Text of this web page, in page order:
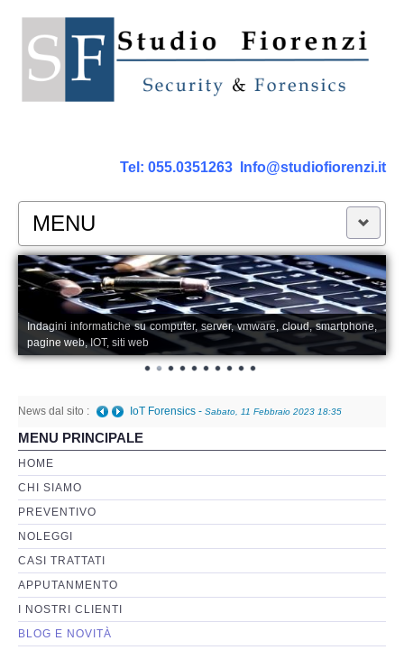
Tel: 055.0351263 Info@studiofiorenzi.it
MENU
PERIZIE
Perizia Computer
Perizia Smartphone Tablet,Cell.
Perizia Rete dati
Perizia Basi di Dati
Perizia Immagini e Video
Perzia su Software/Programmi
Perizia Fonica e Trascrizioni
Perizia su Social Network
Indagini informatiche su computer, server, vmware, cloud, smartphone,
pagine web, IOT, siti web
News dal sito : IoT Forensics - Sabato, 11 Febbraio 2023 18:35
MENU PRINCIPALE
HOME
CHI SIAMO
PREVENTIVO
NOLEGGI
CASI TRATTATI
APPUTANMENTO
I NOSTRI CLIENTI
BLOG E NOVITÀ